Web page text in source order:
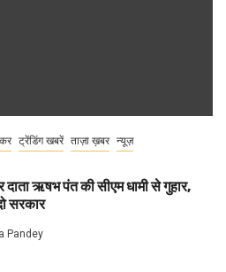
ट्रेंडिंग खबरें ताज़ा ख़बर न्यूज़
ऋषभ पंत की सीएम धामी से गुहार,
सरकार
Pandey